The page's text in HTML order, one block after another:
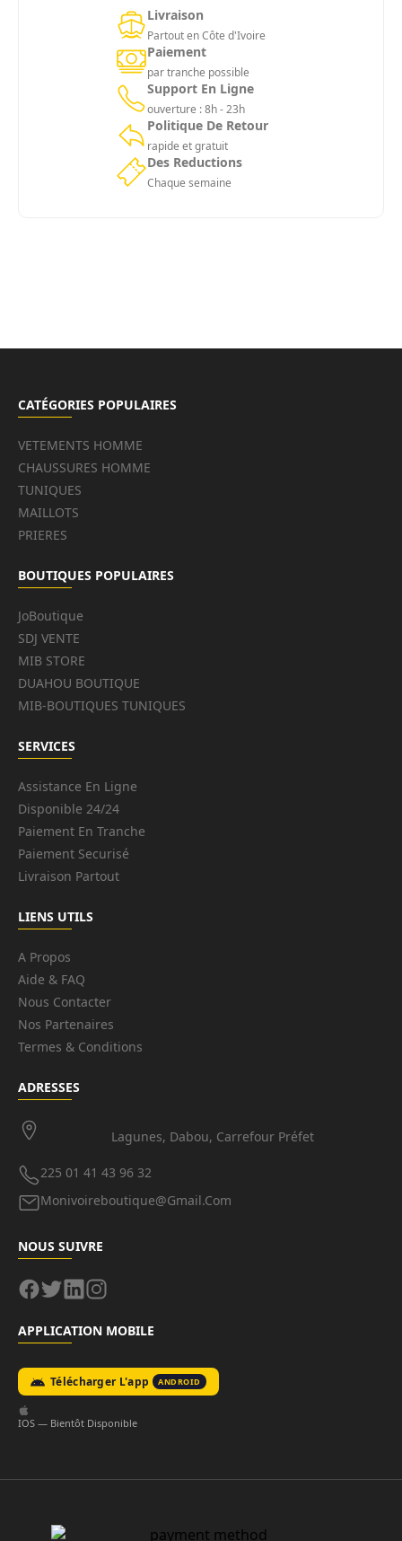
Livraison
Partout en Côte d'Ivoire
Paiement
par tranche possible
Support En Ligne
ouverture : 8h - 23h
Politique De Retour
rapide et gratuit
Des Reductions
Chaque semaine
CATÉGORIES POPULAIRES
VETEMENTS HOMME
CHAUSSURES HOMME
TUNIQUES
MAILLOTS
PRIERES
BOUTIQUES POPULAIRES
JoBoutique
SDJ VENTE
MIB STORE
DUAHOU BOUTIQUE
MIB-BOUTIQUES TUNIQUES
SERVICES
Assistance En Ligne
Disponible 24/24
Paiement En Tranche
Paiement Securisé
Livraison Partout
LIENS UTILS
A Propos
Aide & FAQ
Nous Contacter
Nos Partenaires
Termes & Conditions
ADRESSES
Lagunes, Dabou, Carrefour Préfet
225 01 41 43 96 32
Monivoireboutique@gmail.com
NOUS SUIVRE
APPLICATION MOBILE
Télécharger L'app ANDROID
IOS — Bientôt Disponible